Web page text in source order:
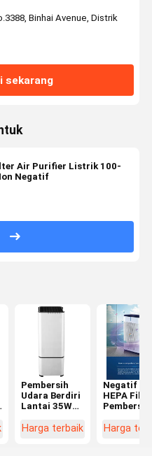
Binhai Avenue, Distrik
sekarang
Air Purifier Listrik 100-
Negatif
Pembersih
Udara Berdiri
Lantai 35W
Dengan H13
Harga terbaik
Negatif
HEPA
Pembersih
Pembersih
Harga